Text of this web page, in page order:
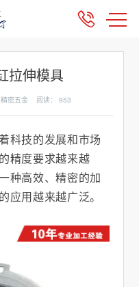
拉伸模具
密五金 阅读： 953
科技的发展和市场
精度要求越来越
种高效、精密的加
应用越来越广泛。